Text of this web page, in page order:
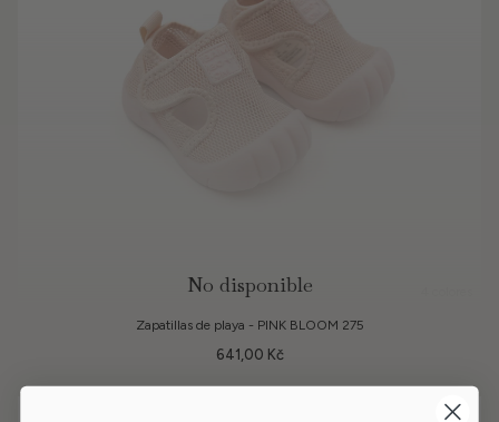
No disponible
Zapatillas de playa - PINK BLOOM 275
641,00 Kč